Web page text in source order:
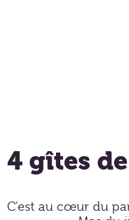
4 gîtes
C'est au cœur du